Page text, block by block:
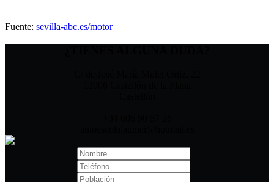
Fuente: sevilla-abc.es/motor